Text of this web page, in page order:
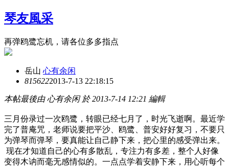
琴友風采
再弹鸥鹭忘机，请各位多多指点
岳山 心有余闲
8156222013-7-13 22:18:15
本帖最後由 心有余闲 於 2013-7-14 12:21 編輯
三月份录过一次鸥鹭，转眼已经七月了，时光飞逝啊。最近学
完了普庵咒，老师说要把平沙、鸥鹭、普安好好复习，不要只
为弹琴而弹琴，要真能让自己静下来，把心里的感受弹出来。
现在才知道自己的心有多散乱，专注力有多差，整个人好像
变得木讷而毫无感情似的。一点点学着安静下来，用心听每个